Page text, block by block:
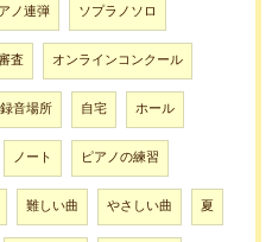
ノ連弾 ソプラノソロ
査 オンラインコンクール
録音場所 自宅 ホール
ノート ピアノの練習
難しい曲 やさしい曲 夏